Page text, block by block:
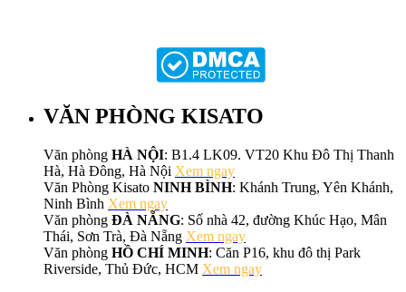
VĂN PHÒNG KISATO
Văn phòng HÀ NỘI: B1.4 LK09. VT20 Khu Đô Thị Thanh
Hà, Hà Đông, Hà Nội Xem ngay
Văn Phòng Kisato NINH BÌNH: Khánh Trung, Yên Khánh,
Ninh Bình Xem ngay
Văn phòng ĐÀ NẴNG: Số nhà 42, đường Khúc Hạo, Mân
Thái, Sơn Trà, Đà Nẵng Xem ngay
Văn phòng HỒ CHÍ MINH: Căn P16, khu đô thị Park
Riverside, Thủ Đức, HCM Xem ngay